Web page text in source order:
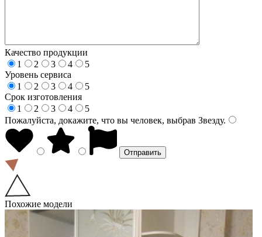
Качество продукции
1
2 3 4
5
Уровень сервиса
1
2 3 4
5
Срок изготовления
1
2 3 4
5
Пожалуйста, докажите, что вы человек, выбрав Звезду.
Похожие модели